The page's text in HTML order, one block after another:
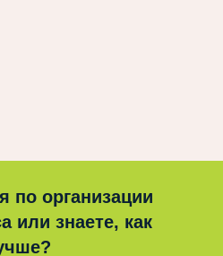
по организации
или знаете, как